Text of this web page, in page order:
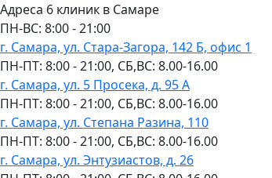
Адреса 6 клиник в Самаре
ПН-ВC: 8:00 - 21:00
г. Самара, ул. Стара-Загора, 142 Б, офис 1
ПН-ПТ: 8:00 - 21:00, СБ,ВС: 8.00-16.00
г. Самара, ул. 5 Просека, д. 95 А
ПН-ПТ: 8:00 - 21:00, СБ,ВС: 8.00-16.00
г. Самара, ул. Степана Разина, 110
ПН-ПТ: 8:00 - 21:00, СБ,ВС: 8.00-16.00
г. Самара, ул. Энтузиастов, д. 26